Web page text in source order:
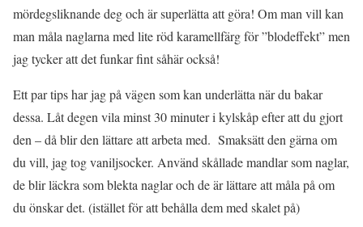
mördegsliknande deg och är superlätta att göra! Om man vill kan
man måla naglarna med lite röd karamellfärg för ”blodeffekt” men
jag tycker att det funkar fint såhär också!
Ett par tips har jag på vägen som kan underlätta när du bakar
dessa. Låt degen vila minst 30 minuter i kylskåp efter att du gjort
den – då blir den lättare att arbeta med. Smaksätt den gärna om
du vill, jag tog vaniljsocker. Använd skållade mandlar som naglar,
de blir läckra som blekta naglar och de är lättare att måla på om
du önskar det. (istället för att behålla dem med skalet på)